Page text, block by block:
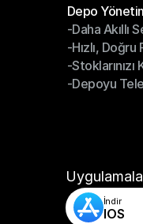
Depo
Depo
-Daha Akıllı
-Daha Akıllı
-Hızlı,
-Hızlı,
-
-
-Depoyu
İndir
IOS